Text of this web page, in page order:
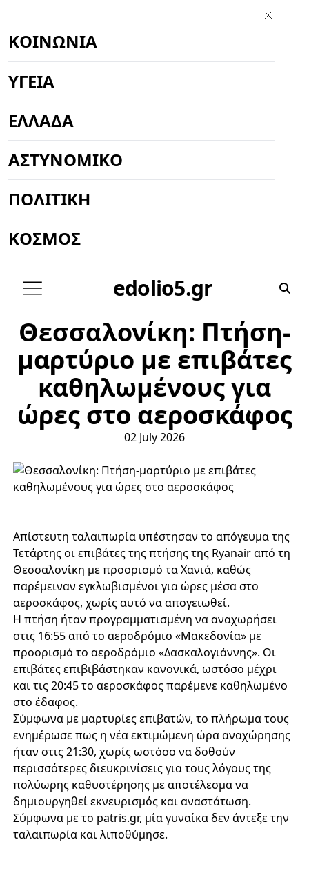
ΚΟΙΝΩΝΊΑ
ΥΓΕΊΑ
ΕΛΛΆΔΑ
ΑΣΤΥΝΟΜΙΚΌ
ΠΟΛΙΤΙΚΉ
ΚΌΣΜΟΣ
edolio5.gr
Θεσσαλονίκη: Πτήση-
μαρτύριο με επιβάτες
καθηλωμένους για
ώρες στο αεροσκάφος
02 July 2026
Απίστευτη ταλαιπωρία υπέστησαν το απόγευμα της
Τετάρτης οι επιβάτες της πτήσης της Ryanair από τη
Θεσσαλονίκη με προορισμό τα Χανιά, καθώς
παρέμειναν εγκλωβισμένοι για ώρες μέσα στο
αεροσκάφος, χωρίς αυτό να απογειωθεί.
Η πτήση ήταν προγραμματισμένη να αναχωρήσει
στις 16:55 από το αεροδρόμιο «Μακεδονία» με
προορισμό το αεροδρόμιο «Δασκαλογιάννης». Οι
επιβάτες επιβιβάστηκαν κανονικά, ωστόσο μέχρι
και τις 20:45 το αεροσκάφος παρέμενε καθηλωμένο
στο έδαφος.
Σύμφωνα με μαρτυρίες επιβατών, το πλήρωμα τους
ενημέρωσε πως η νέα εκτιμώμενη ώρα αναχώρησης
ήταν στις 21:30, χωρίς ωστόσο να δοθούν
περισσότερες διευκρινίσεις για τους λόγους της
πολύωρης καθυστέρησης με αποτέλεσμα να
δημιουργηθεί εκνευρισμός και αναστάτωση.
Σύμφωνα με το patris.gr, μία γυναίκα δεν άντεξε την
ταλαιπωρία και λιποθύμησε.